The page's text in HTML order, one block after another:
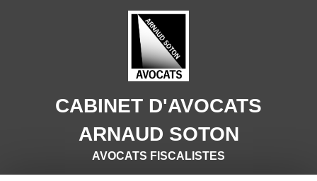
CABINET D'AVOCATS
ARNAUD SOTON
AVOCATS FISCALISTES